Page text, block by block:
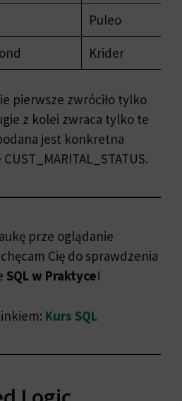
Puleo
Krider
pierwsze zwróciło tylko
z kolei zwraca tylko te
jest konkretna
prze oglądanie
Cię do sprawdzenia
SQL w Praktyce!
Kurs SQL